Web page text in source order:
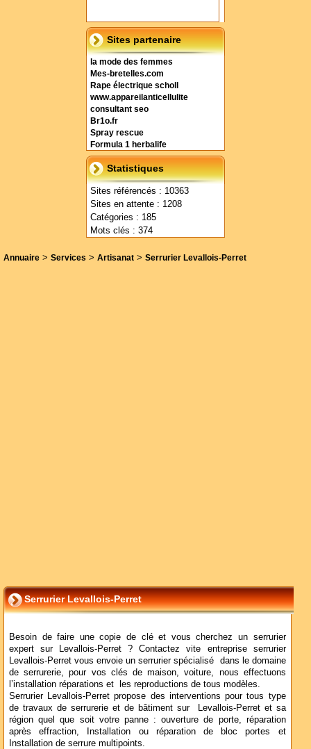
Sites partenaire
la mode des femmes
Mes-bretelles.com
Rape électrique scholl
www.appareilanticellulite
consultant seo
Br1o.fr
Spray rescue
Formula 1 herbalife
Statistiques
Sites référencés : 10363
Sites en attente : 1208
Catégories : 185
Mots clés : 374
Annuaire > Services > Artisanat > Serrurier Levallois-Perret
Serrurier Levallois-Perret
Besoin de faire une copie de clé et vous cherchez un serrurier
expert sur Levallois-Perret ? Contactez vite entreprise serrurier
Levallois-Perret vous envoie un serrurier spécialisé dans le domaine
de serrurerie, pour vos clés de maison, voiture, nous effectuons
l’installation réparations et les reproductions de tous modèles.
Serrurier Levallois-Perret propose des interventions pour tous type
de travaux de serrurerie et de bâtiment sur Levallois-Perret et sa
région quel que soit votre panne : ouverture de porte, réparation
après effraction, Installation ou réparation de bloc portes et
Installation de serrure multipoints.